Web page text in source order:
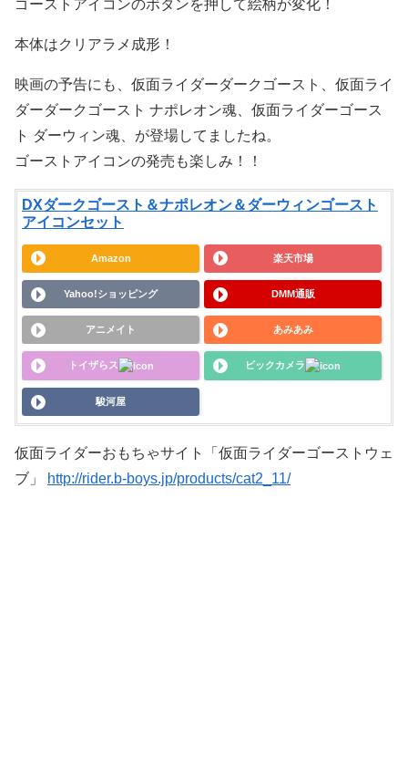
ゴーストアイコンのボタンを押して絵柄が変化！
本体はクリアラメ成形！
映画の予告にも、仮面ライダーダークゴースト、仮面ライ
ダーダークゴースト ナポレオン魂、仮面ライダーゴース
ト ダーウィン魂、が登場してましたね。
ゴーストアイコンの発売も楽しみ！！
DXダークゴースト＆ナポレオン＆ダーウィンゴースト
アイコンセット
Amazon 楽天市場
Yahoo!ショッピング DMM通販
アニメイト あみあみ
トイザらス ビックカメラ
駿河屋
仮面ライダーおもちゃサイト「仮面ライダーゴーストウェ
ブ」
http://rider.b-boys.jp/products/cat2_11/